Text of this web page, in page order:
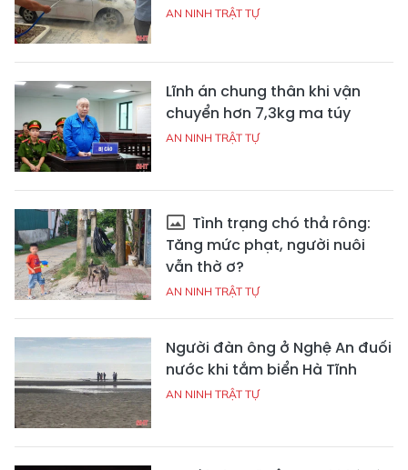
AN NINH TRẬT TỰ
Lĩnh án chung thân khi vận
chuyển hơn 7,3kg ma túy
AN NINH TRẬT TỰ
Tình trạng chó thả rông:
Tăng mức phạt, người nuôi
vẫn thờ ơ?
AN NINH TRẬT TỰ
Người đàn ông ở Nghệ An đuối
nước khi tắm biển Hà Tĩnh
AN NINH TRẬT TỰ